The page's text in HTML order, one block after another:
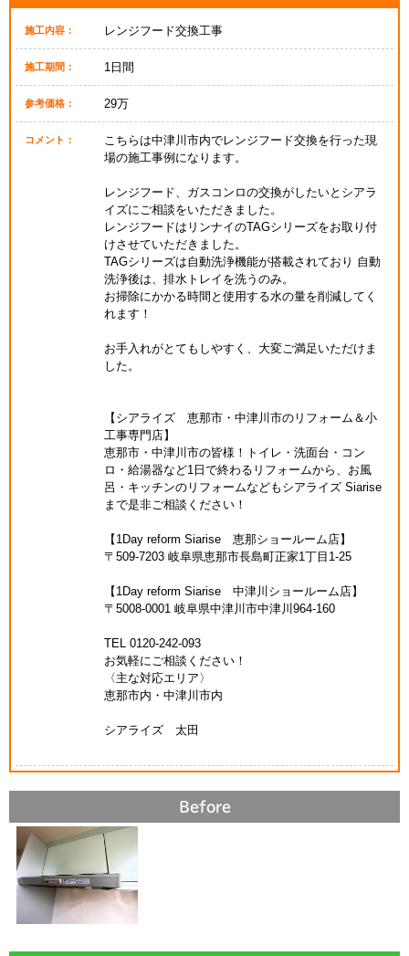
施工内容： レンジフード交換工事
施工期間： 1日間
参考価格： 29万
コメント：
こちらは中津川市内でレンジフード交換を行った現
場の施工事例になります。
レンジフード、ガスコンロの交換がしたいとシアラ
イズにご相談をいただきました。
レンジフードはリンナイのTAGシリーズをお取り付
けさせていただきました。
TAGシリーズは自動洗浄機能が搭載されており 自動
洗浄後は、排水トレイを洗うのみ。
お掃除にかかる時間と使用する水の量を削減してく
れます！
お手入れがとてもしやすく、大変ご満足いただけま
した。
【シアライズ 恵那市・中津川市のリフォーム＆小
工事専門店】
恵那市・中津川市の皆様！トイレ・洗面台・コン
ロ・給湯器など1日で終わるリフォームから、お風
呂・キッチンのリフォームなどもシアライズ Siarise
まで是非ご相談ください！
【1Day reform Siarise 恵那ショールーム店】
〒509-7203 岐阜県恵那市長島町正家1丁目1-25
【1Day reform Siarise 中津川ショールーム店】
〒5008-0001 岐阜県中津川市中津川964-160
TEL 0120-242-093
お気軽にご相談ください！
〈主な対応エリア〉
恵那市内・中津川市内
シアライズ 太田
Before